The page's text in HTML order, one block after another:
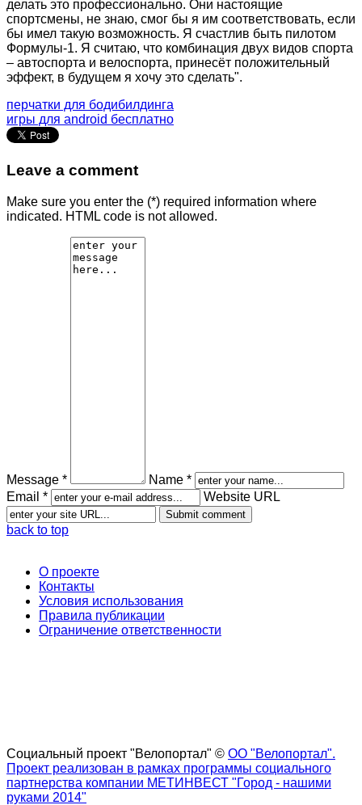
делать это профессионально. Они настоящие
спортсмены, не знаю, смог бы я им соответствовать, если
бы имел такую возможность. Я счастлив быть пилотом
Формулы-1. Я считаю, что комбинация двух видов спорта
– автоспорта и велоспорта, принесёт положительный
эффект, в будущем я хочу это сделать".
перчатки для бодибилдинга
игры для android бесплатно
Leave a comment
Make sure you enter the (*) required information where
indicated. HTML code is not allowed.
Message *
Name *
Email *
Website URL
back to top
О проекте
Контакты
Условия использования
Правила публикации
Ограничение ответственности
Социальный проект "Велопортал" © ОО "Велопортал".
Проект реализован в рамках программы социального
партнерства компании МЕТИНВЕСТ "Город - нашими
руками 2014"